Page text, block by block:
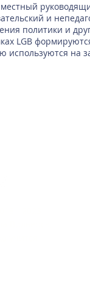
и
политики и
LGB
используются на